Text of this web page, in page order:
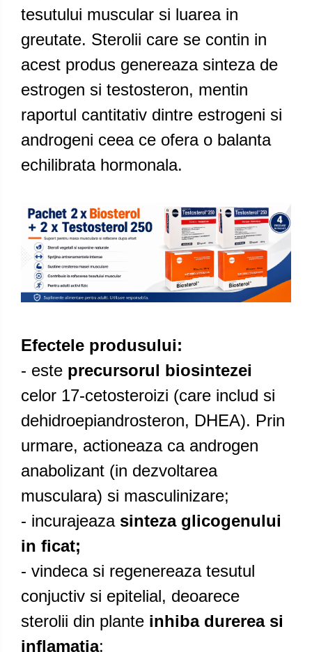
tesutului muscular si luarea in
greutate. Sterolii care se contin in
acest produs genereaza sinteza de
estrogen si testosteron, mentin
raportul cantitativ dintre estrogeni si
androgeni ceea ce ofera o balanta
echilibrata hormonala.
Efectele produsului:
- este precursorul biosintezei
celor 17-cetosteroizi (care includ si
dehidroepiandrosteron, DHEA). Prin
urmare, actioneaza ca androgen
anabolizant (in dezvoltarea
musculara) si masculinizare;
- incurajeaza sinteza glicogenului
in ficat;
- vindeca si regenereaza tesutul
conjuctiv si epitelial, deoarece
sterolii din plante inhiba durerea si
inflamatia;